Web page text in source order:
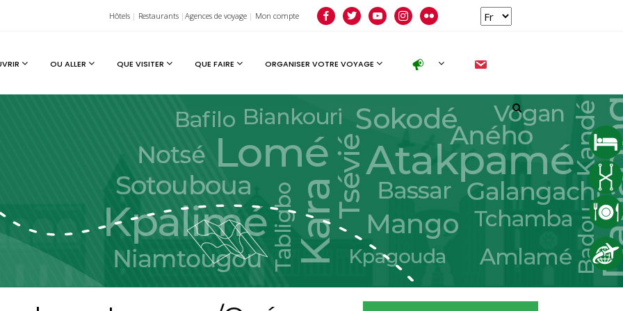
Hôtels | Restaurants | Agences de voyage | Mon compte facebooktwitter youtubeinstagramflickr
new
Follow us
facebook
OU ALLER QUE VISITER QUE FAIRE ORGANISER VOTRE VOYAGE